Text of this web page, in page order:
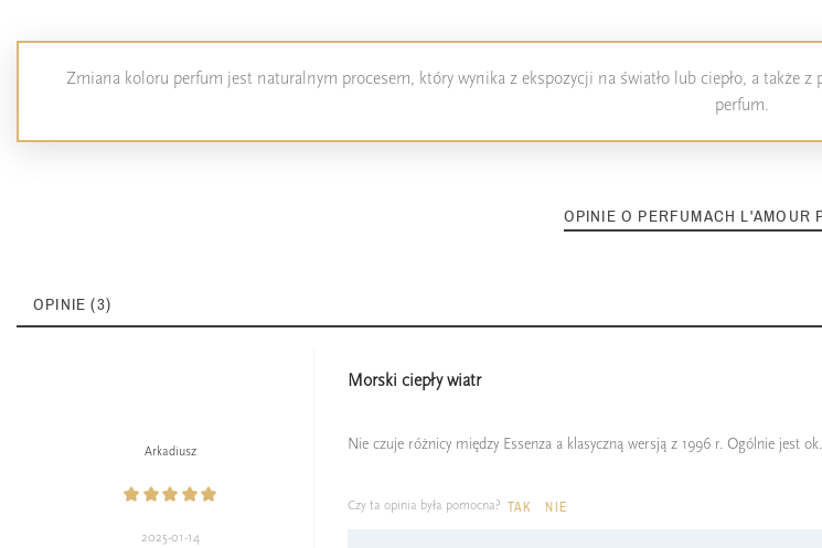
Zmiana koloru perfum jest naturalnym procesem, który wynika z ekspozycji na światło lub ciepło, a także
perfum.
OPINIE O PERFUMACH L'AMOUR
OPINIE (3)
Arkadiusz
2025-01-14
Morski ciepły wiatr
Nie czuje różnicy między Essenza a klasyczną wersją z 1996 r. Ogólnie jest ok.
Czy ta opinia była pomocna? TAK NIE